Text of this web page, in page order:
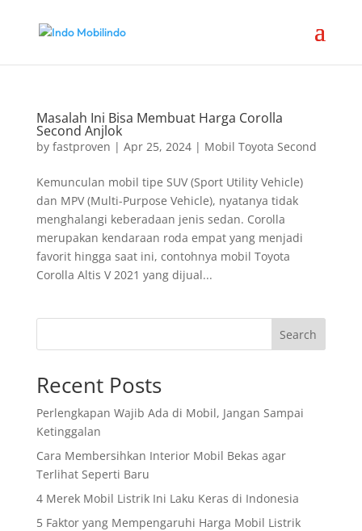
Masalah Ini Bisa Membuat Harga Corolla
Second Anjlok
by fastproven | Apr 25, 2024| Mobil Toyota Second
Kemunculan mobil tipe SUV (Sport Utility Vehicle)
dan MPV (Multi-Purpose Vehicle), nyatanya tidak
menghalangi keberadaan jenis sedan. Corolla
merupakan kendaraan roda empat yang menjadi
favorit hingga saat ini, contohnya mobil Toyota
Corolla Altis V 2021 yang dijual...
Search
Recent Posts
Perlengkapan Wajib Ada di Mobil, Jangan Sampai
Ketinggalan
Cara Membersihkan Interior Mobil Bekas agar
Terlihat Seperti Baru
4 Merek Mobil Listrik Ini Laku Keras di Indonesia
5 Faktor yang Mempengaruhi Harga Mobil Listrik